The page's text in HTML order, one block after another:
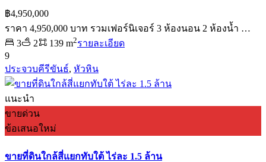
฿4,950,000
ราคา 4,950,000 บาท รวมเฟอร์นิเจอร์ 3 ห้องนอน 2 ห้องน้ำ …
3
2 139 m2รายละเอียด
9
ประจวบคีรีขันธ์, หัวหิน
แนะนำ
ขายด่วน
ข้อเสนอใหม่
ขายที่ดินใกล้สี่แยกทับใต้ ไร่ละ 1.5 ล้าน